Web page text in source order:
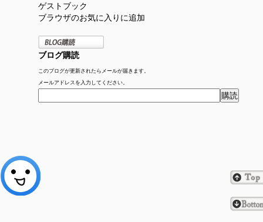
ゲストブック
ブラウザのお気に入りに追加
ブログ購読
このブログが更新されたらメールが届きます。
メールアドレスを入力してください。